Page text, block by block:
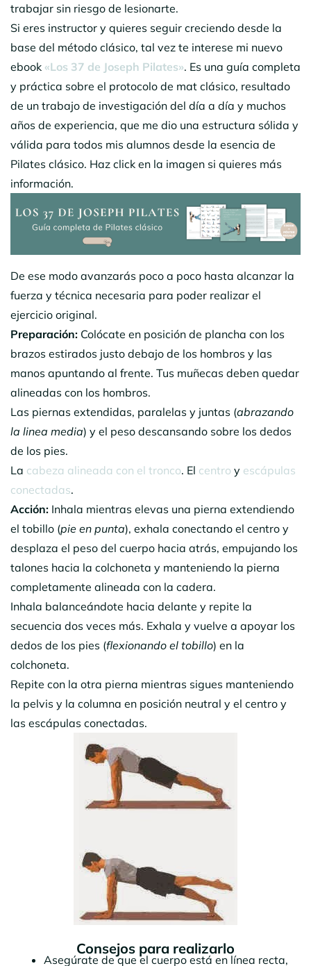
trabajar sin riesgo de lesionarte.
Si eres instructor y quieres seguir creciendo desde la
base del método clásico, tal vez te interese mi nuevo
ebook «Los 37 de Joseph Pilates». Es una guía completa
y práctica sobre el protocolo de mat clásico, resultado
de un trabajo de investigación del día a día y muchos
años de experiencia, que me dio una estructura sólida y
válida para todos mis alumnos desde la esencia de
Pilates clásico. Haz click en la imagen si quieres más
información.
De ese modo avanzarás poco a poco hasta alcanzar la
fuerza y técnica necesaria para poder realizar el
ejercicio original.
Preparación: Colócate en posición de plancha con los
brazos estirados justo debajo de los hombros y las
manos apuntando al frente. Tus muñecas deben quedar
alineadas con los hombros.
Las piernas extendidas, paralelas y juntas (abrazando
la linea media) y el peso descansando sobre los dedos
de los pies.
La cabeza alineada con el tronco. El centro y escápulas
conectadas.
Acción: Inhala mientras elevas una pierna extendiendo
el tobillo (pie en punta), exhala conectando el centro y
desplaza el peso del cuerpo hacia atrás, empujando los
talones hacia la colchoneta y manteniendo la pierna
completamente alineada con la cadera.
Inhala balanceándote hacia delante y repite la
secuencia dos veces más. Exhala y vuelve a apoyar los
dedos de los pies (flexionando el tobillo) en la
colchoneta.
Repite con la otra pierna mientras sigues manteniendo
la pelvis y la columna en posición neutral y el centro y
las escápulas conectadas.
Consejos para realizarlo
Asegúrate de que el cuerpo está en línea recta,